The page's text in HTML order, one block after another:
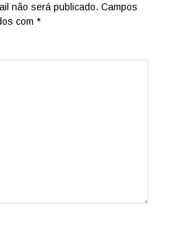
não será publicado. Campos
com *